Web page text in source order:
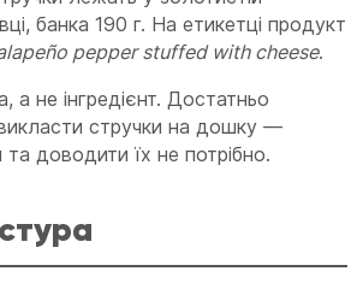
банка 190 г. На етикетці продукт
pepper stuffed with cheese.
а не інгредієнт. Достатньо
стручки на дошку —
та доводити їх не потрібно.